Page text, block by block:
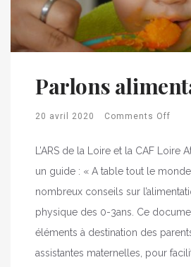
Parlons
20 avril 2020 Comments Off
L’ARS de la Loire et la CAF Loire
un guide : « A table tout le
nombreux conseils sur
physique des 0-3ans. Ce
éléments à destination des
assistantes maternelles, pour